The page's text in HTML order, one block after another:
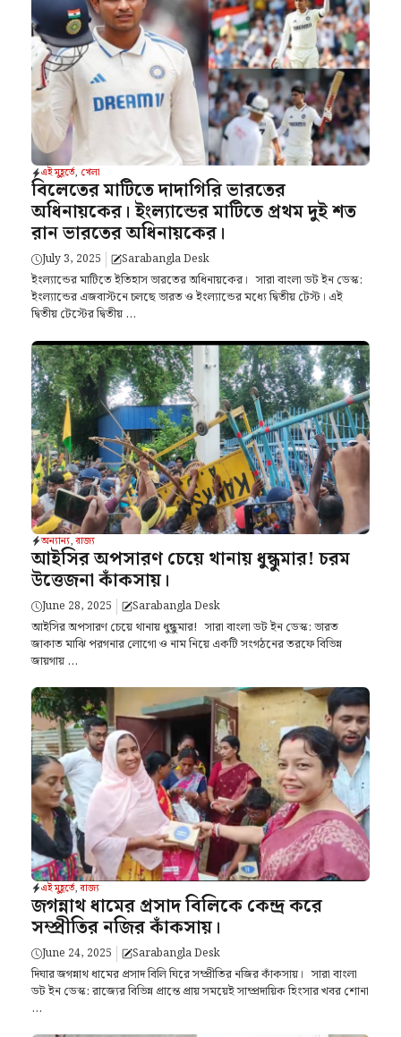
এই মুহূর্তে, খেলা
বিলেতের মাটিতে দাদাগিরি ভারতের
অধিনায়কের। ইংল্যান্ডের মাটিতে প্রথম দুই শত
রান ভারতের অধিনায়কের।
July 3, 2025 Sarabangla Desk
ইংল্যান্ডের মাটিতে ইতিহাস ভারতের অধিনায়কের। সারা বাংলা ডট ইন ডেস্ক:
ইংল্যান্ডের এজবাস্টনে চলছে ভারত ও ইংল্যান্ডের মধ্যে দ্বিতীয় টেস্ট। এই
দ্বিতীয় টেস্টের দ্বিতীয় ...
অন্যান্য,রাজ্য
আইসির অপসারণ চেয়ে থানায় ধুন্ধুমার! চরম
উত্তেজনা কাঁকসায়।
June 28, 2025 Sarabangla Desk
আইসির অপসারণ চেয়ে থানায় ধুন্ধুমার! সারা বাংলা ডট ইন ডেস্ক: ভারত
জাকাত মাঝি পরগনার লোগো ও নাম নিয়ে একটি সংগঠনের তরফে বিভিন্ন
জায়গায় ...
এই মুহূর্তে,রাজ্য
জগন্নাথ ধামের প্রসাদ বিলিকে কেন্দ্র করে
সম্প্রীতির নজির কাঁকসায়।
June 24, 2025 Sarabangla Desk
দিঘার জগন্নাথ ধামের প্রসাদ বিলি ঘিরে সম্প্রীতির নজির কাঁকসায়। সারা বাংলা
ডট ইন ডেস্ক: রাজ্যের বিভিন্ন প্রান্তে প্রায় সময়েই সাম্প্রদায়িক হিংসার খবর শোনা
...